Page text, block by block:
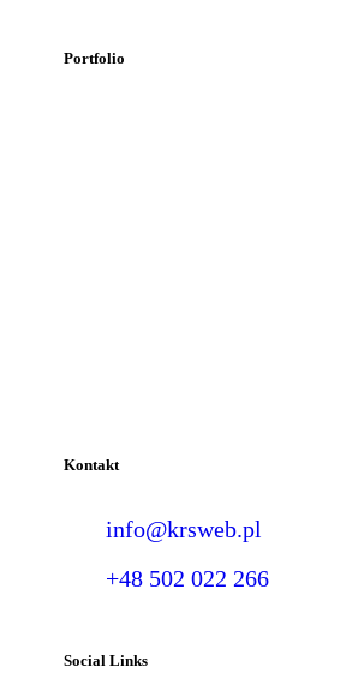
Portfolio
Kontakt
info@krsweb.pl
+48 502 022 266
Social Links